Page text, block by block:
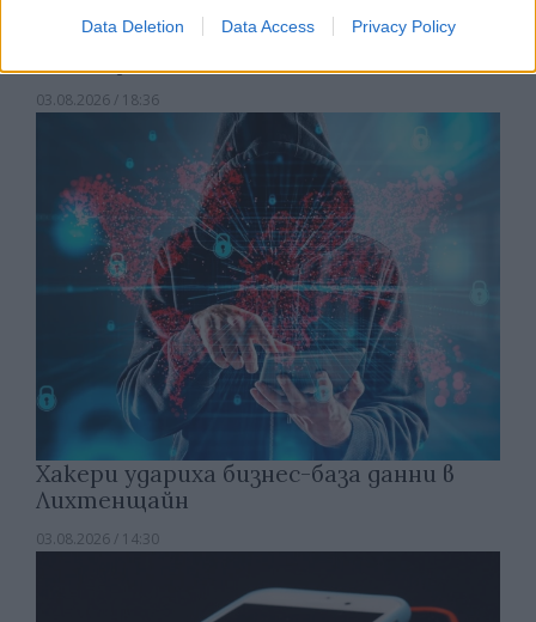
Data Deletion Data Access Privacy Policy
Китай си построи свой курорт
03.08.2026 / 18:36
Хакери удариха бизнес-база данни в
Лихтенщайн
03.08.2026 / 14:30